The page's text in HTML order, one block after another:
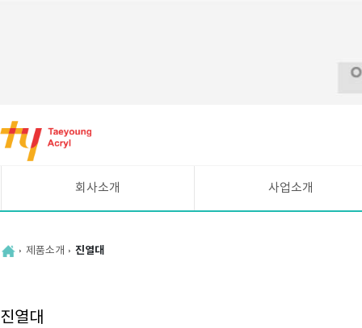
로
가
회사소개
연혁
사업소개
제품소개 진열대
진열대